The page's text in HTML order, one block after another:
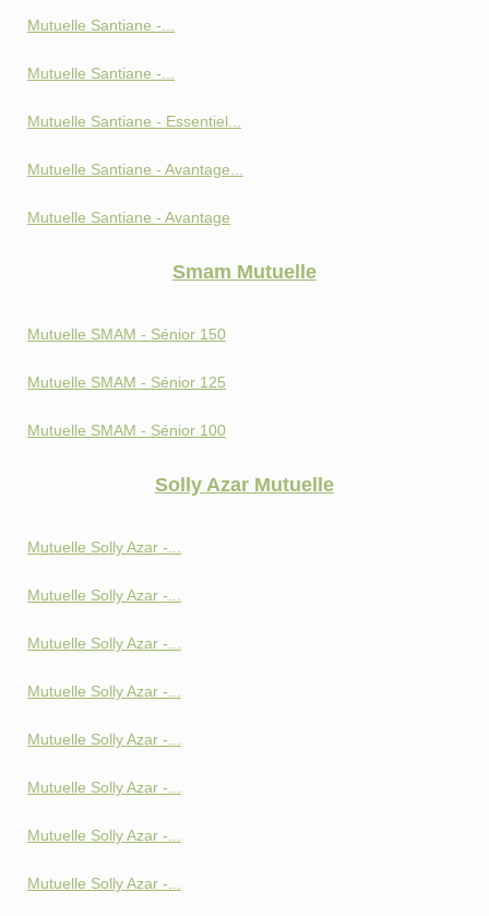
Mutuelle Santiane -...
Mutuelle Santiane -...
Mutuelle Santiane - Essentiel...
Mutuelle Santiane - Avantage...
Mutuelle Santiane - Avantage
Smam Mutuelle
Mutuelle SMAM - Sénior 150
Mutuelle SMAM - Sénior 125
Mutuelle SMAM - Sénior 100
Solly Azar Mutuelle
Mutuelle Solly Azar -...
Mutuelle Solly Azar -...
Mutuelle Solly Azar -...
Mutuelle Solly Azar -...
Mutuelle Solly Azar -...
Mutuelle Solly Azar -...
Mutuelle Solly Azar -...
Mutuelle Solly Azar -...